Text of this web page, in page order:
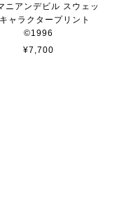
ニアンデビル スウェッ
ャラクタープリント
©︎1996
¥7,700